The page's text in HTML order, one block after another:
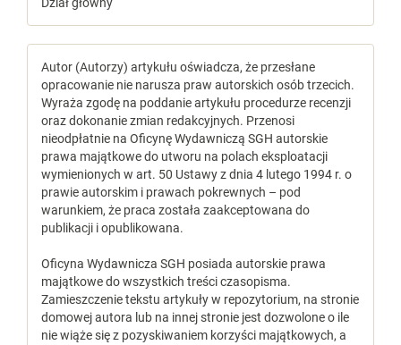
Autor (Autorzy) artykułu oświadcza, że przesłane
opracowanie nie narusza praw autorskich osób trzecich.
Wyraża zgodę na poddanie artykułu procedurze recenzji
oraz dokonanie zmian redakcyjnych. Przenosi
nieodpłatnie na Oficynę Wydawniczą SGH autorskie
prawa majątkowe do utworu na polach eksploatacji
wymienionych w art. 50 Ustawy z dnia 4 lutego 1994 r. o
prawie autorskim i prawach pokrewnych – pod
warunkiem, że praca została zaakceptowana do
publikacji i opublikowana.
Oficyna Wydawnicza SGH posiada autorskie prawa
majątkowe do wszystkich treści czasopisma.
Zamieszczenie tekstu artykuły w repozytorium, na stronie
domowej autora lub na innej stronie jest dozwolone o ile
nie wiąże się z pozyskiwaniem korzyści majątkowych, a